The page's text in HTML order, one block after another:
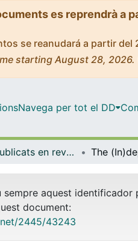
es reprendrà a
se reanudará a partir
starting August 28,
Navega per tot el DD
Articles publicats en revistes (Bioquímica i Biomedicina Molecular)
sempre aquest identificador
document:
2445/43243